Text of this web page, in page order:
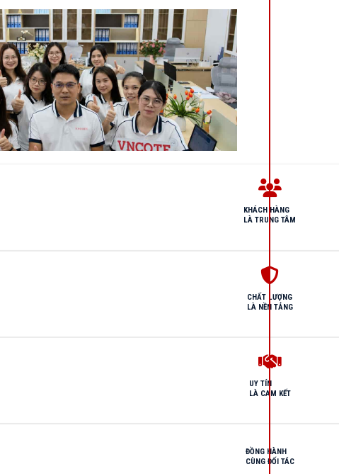
KHÁCH HÀNG
LÀ TRUNG TÂM
CHẤT LƯỢNG
LÀ NỀN TẢNG
UY TÍN
LÀ CAM KẾT
ĐỒNG HÀNH
CÙNG ĐỐI TÁC